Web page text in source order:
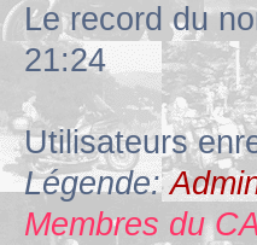
Le record du
21:24
Utilisateurs
Légende:
Membres du